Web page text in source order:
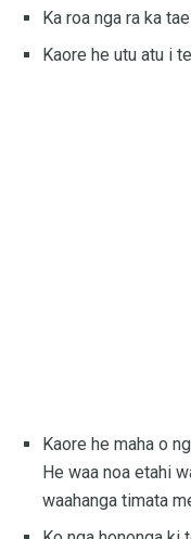
Ka roa nga ra ka
Kaore he utu atu i
Kaore he maha o
He waa noa etahi
waahanga timata